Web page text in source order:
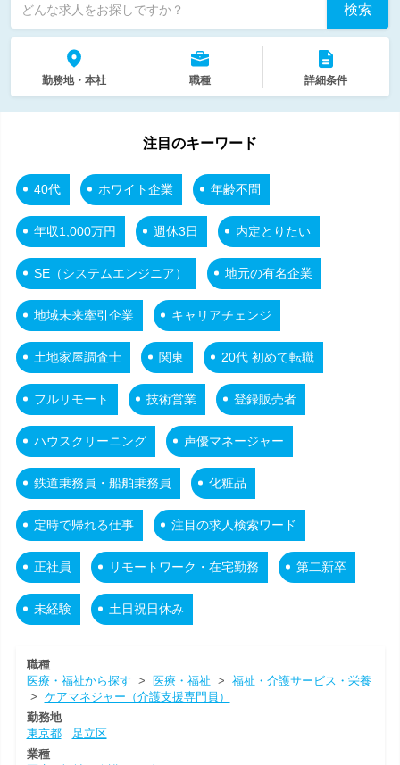
どんな求人をお探しですか？ 検索
勤務地・本社 職種 詳細条件
注目のキーワード
40代 ホワイト企業 年齢不問
年収1,000万円 週休3日 内定とりたい
SE（システムエンジニア） 地元の有名企業
地域未来牽引企業 キャリアチェンジ
土地家屋調査士 関東 20代 初めて転職
フルリモート 技術営業 登録販売者
ハウスクリーニング 声優マネージャー
鉄道乗務員・船舶乗務員 化粧品
定時で帰れる仕事 注目の求人検索ワード
正社員 リモートワーク・在宅勤務 第二新卒
未経験 土日祝日休み
職種
医療・福祉から探す > 医療・福祉 > 福祉・介護サービス・栄養
> ケアマネジャー（介護支援専門員）
勤務地
東京都
足立区
業種